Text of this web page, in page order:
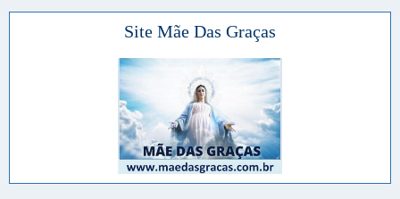
Site Mãe Das Graças